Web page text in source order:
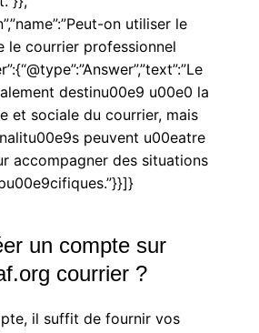
on utiliser le
le courrier professionnel
destinu00e9 u00e0 la
et sociale du courrier, mais
peuvent u00eatre
accompagner des situations
un compte sur
courrier ?
il suffit de fournir vos